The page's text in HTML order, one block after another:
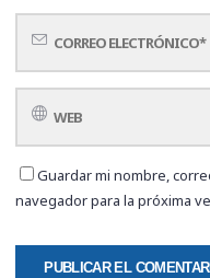
Guardar mi nombre,
navegador para la próxima